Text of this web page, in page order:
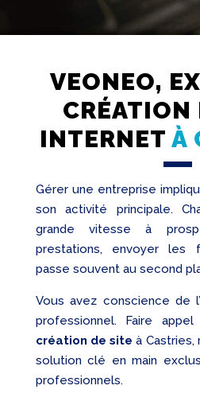
Création
Web
Referencement
Réseaux
Audit
VEONEO,
CRÉATION
INTERNETÀ
Gérer une entreprise
son activité principale.
grande vitesse à
prestations, envoyer les
passe souvent au second
Vous avez conscience de
professionnel. Faire
création de site à Castries,
solution clé en main
professionnels.